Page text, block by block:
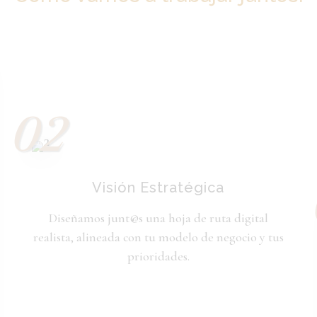
02
Visión Estratégica
Diseñamos junt@s una hoja de ruta digital
realista, alineada con tu modelo de negocio y tus
prioridades.